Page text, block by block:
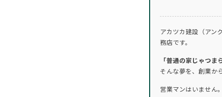
アカツカ建設（アン
務店です。
「普通の家じゃつま
そんな夢を、創業か
営業マンはいません